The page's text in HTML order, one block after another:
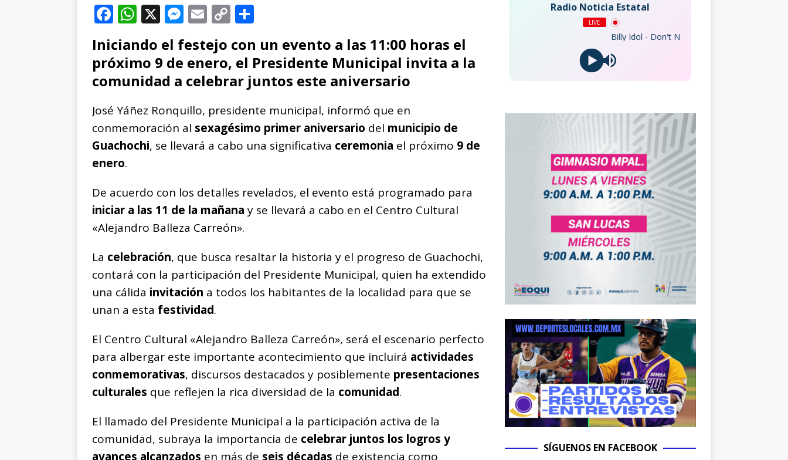
F
a
c
e
b
o
o
k
W
h
at
s
A
p
p
X M
e
ss
e
n
g
e
r
E
m
ai
l
C
p
y
Li
n
k
m
p
ar
ti
r
Iniciando el festejo con un evento a las 11:00 horas el
próximo 9 de enero, el Presidente Municipal invita a la
comunidad a celebrar juntos este aniversario
José Yáñez Ronquillo, presidente municipal, informó que en
conmemoración al sexagésimo primer aniversario del municipio de
Guachochi, se llevará a cabo una significativa ceremonia el próximo 9 de
enero.
De acuerdo con los detalles revelados, el evento está programado para
iniciar a las 11 de la mañana y se llevará a cabo en el Centro Cultural
«Alejandro Balleza Carreón».
La celebración, que busca resaltar la historia y el progreso de Guachochi,
contará con la participación del Presidente Municipal, quien ha extendido
una cálida invitación a todos los habitantes de la localidad para que se
unan a esta festividad.
El Centro Cultural «Alejandro Balleza Carreón», será el escenario perfecto
para albergar este importante acontecimiento que incluirá actividades
conmemorativas, discursos destacados y posiblemente presentaciones
culturales que reflejen la rica diversidad de la comunidad.
El llamado del Presidente Municipal a la participación activa de la
comunidad, subraya la importancia de celebrar juntos los logros y
avances alcanzados en más de seis décadas de existencia como
Radio Noticia Estatal
LIVE
Billy Idol - Don't Need A Gun (Remastered)
SÍGUENOS EN FACEBOOK